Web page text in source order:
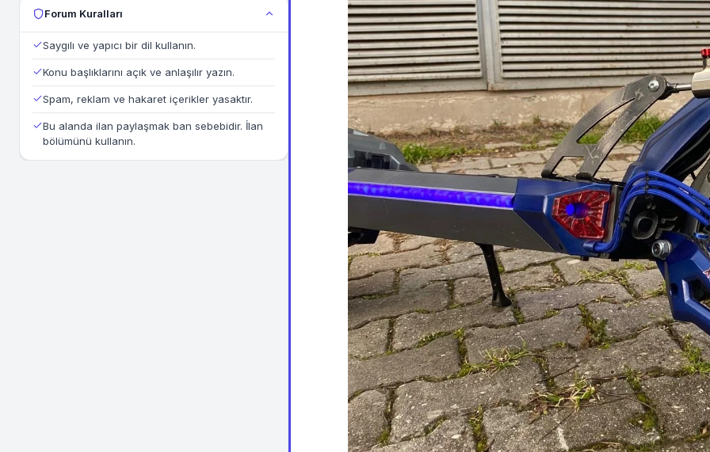
Forum Kuralları
Saygılı ve yapıcı bir dil kullanın.
Konu başlıklarını açık ve anlaşılır yazın.
Spam, reklam ve hakaret içerikler yasaktır.
Bu alanda ilan paylaşmak ban sebebidir. İlan
bölümünü kullanın.